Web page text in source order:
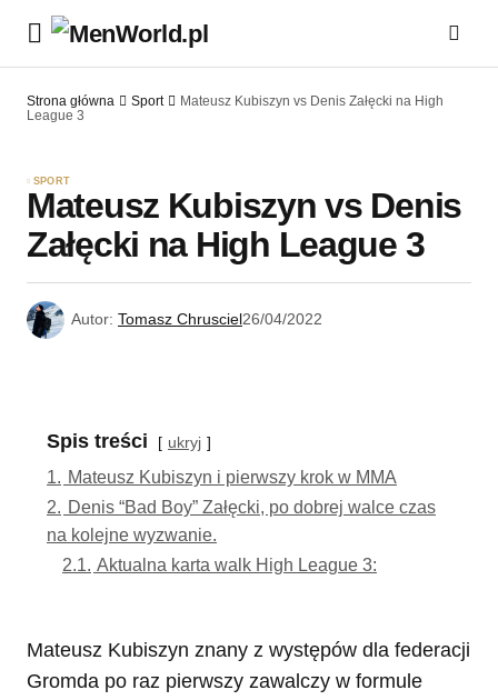
Strona główna Sport
Mateusz Kubiszyn vs Denis Załęcki na High
League 3
SPORT
Mateusz Kubiszyn vs Denis
Załęcki na High League 3
Autor: Tomasz Chrusciel26/04/2022
Spis treści ukryj
1. Mateusz Kubiszyn i pierwszy krok w MMA
2. Denis “Bad Boy” Załęcki, po dobrej walce czas
na kolejne wyzwanie.
2.1. Aktualna karta walk High League 3:
Mateusz Kubiszyn znany z występów dla federacji
Gromda po raz pierwszy zawalczy w formule